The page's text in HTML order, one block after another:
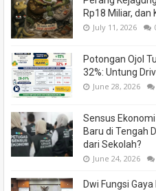
Rp18 Miliar, dan
July 11, 2026
Potongan Ojol
32%: Untung
June 28, 2026
Sensus
Baru di Tengah
dari Sekolah?
June 24, 2026
Dwi Fungsi